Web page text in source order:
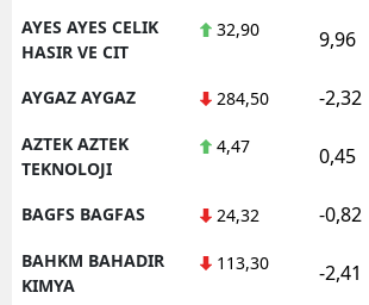
AYES AYES CELIK
HASIR VE CIT
32,90 9,96
AYGAZ AYGAZ 284,50 -2,32
AZTEK AZTEK
TEKNOLOJI
4,47 0,45
BAGFS BAGFAS 24,32 -0,82
BAHKM BAHADIR
KIMYA
113,30 -2,41